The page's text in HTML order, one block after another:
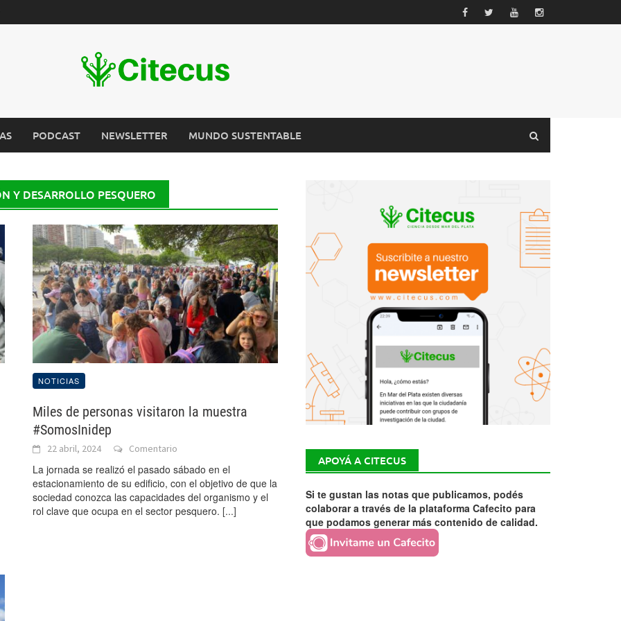
PODCAST NEWSLETTER MUNDO SUSTENTABLE
Y DESARROLLO PESQUERO
NOTICIAS
Miles de personas visitaron la muestra
#SomosInidep
22 abril, 2024 Comentario
La jornada se realizó el pasado sábado en el
estacionamiento de su edificio, con el objetivo de que la
sociedad conozca las capacidades del organismo y el
rol clave que ocupa en el sector pesquero. [...]
APOYÁ A CITECUS
Si te gustan las notas que publicamos, podés
colaborar a través de la plataforma Cafecito para
que podamos generar más contenido de calidad.